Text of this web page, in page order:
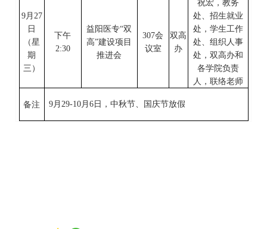
9月 27
日
（星
期
三 ）
下午
2:30
益阳医专“双
高”建设项目
推进会
307会
议室
双高
办
祝宏，教务
处、招生就业
处，学生工作
处、组织人事
处，双高办和
各学院负责
人，联络老师
备注 9月 29-10月 6日，中秋节、国庆节放假